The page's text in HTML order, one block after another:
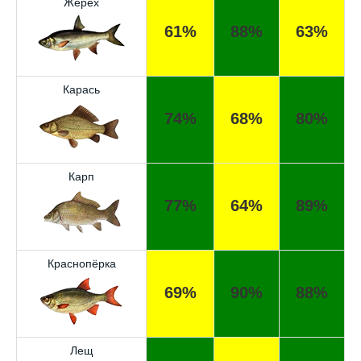
61% 88% 63%
Карась
74% 68% 80%
Карп
77% 64% 89%
Краснопёрка
69% 90% 88%
Лещ